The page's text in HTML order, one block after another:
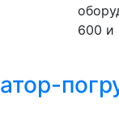
600 и